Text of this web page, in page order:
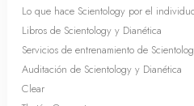
Lo que hace Scientology por el
Libros de Scientology y Dianética
Servicios de entrenamiento de
Auditación de Scientology y Dianética
Clear